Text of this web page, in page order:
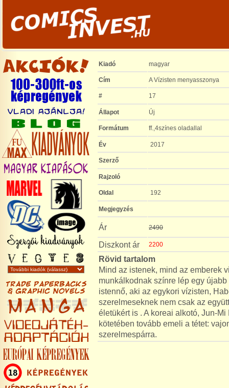
Kiadó magyar
Cím A Vízisten menyasszonya
# 17
Állapot Új
Formátum ff.,4színes oladallal
Év 2017
Szerző
Rajzoló
Oldal 192
Megjegyzés
Ár 2490
Diszkont ár 2200
Rövid tartalom
Mind az istenek, mind az emberek
munkálkodnak színre lép egy
istennő, aki az egykori vízisten,
szerelmeseknek nem csak az
életükért is . A koreai alkotó, Jun-
kötetében tovább emeli a tétet:
szerelmespárra.